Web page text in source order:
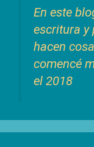
En este
escritura y
hacen
comencé
el 2018